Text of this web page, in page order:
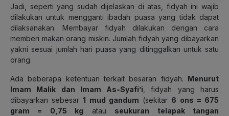
Jadi, seperti yang sudah dijelaskan di atas, fidyah ini wajib
dilakukan untuk mengganti ibadah puasa yang tidak dapat
dilaksanakan. Membayar fidyah dilakukan dengan cara
memberi makan orang miskin. Jumlah fidyah yang dibayarkan
yakni sesuai jumlah hari puasa yang ditinggalkan untuk satu
orang.
Ada beberapa ketentuan terkait besaran fidyah. Menurut
Imam Malik dan Imam As-Syafi’i , fidyah yang harus
dibayarkan sebesar1 mud gandum (sekitar 6 ons = 675
gram = 0,75 kg atau seukuran telapak tangan